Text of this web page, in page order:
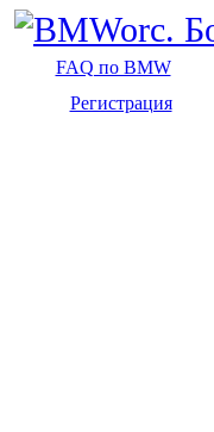
FAQ по BMW
Регистрация